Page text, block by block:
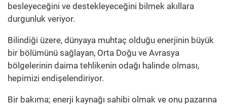
besleyeceğini ve destekleyeceğini bilmek akıllara
durgunluk veriyor.
Bilindiği üzere, dünyaya muhtaç olduğu enerjinin büyük
bir bölümünü sağlayan, Orta Doğu ve Avrasya
bölgelerinin daima tehlikenin odağı halinde olması,
hepimizi endişelendiriyor.
Bir bakıma; enerji kaynağı sahibi olmak ve onu pazarına